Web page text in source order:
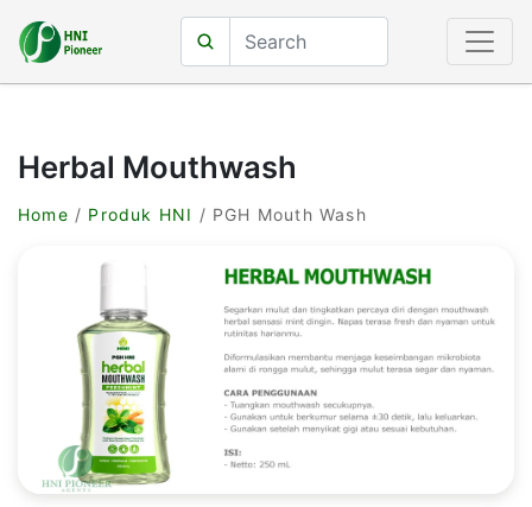
Herbal Mouthwash
Home / Produk HNI / PGH Mouth Wash